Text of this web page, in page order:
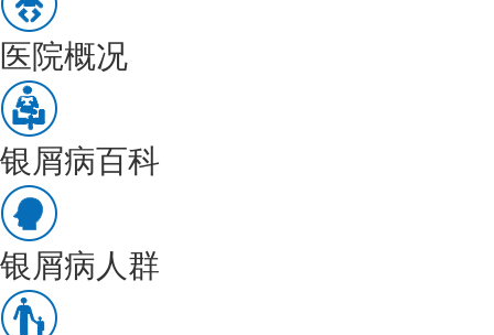
医院概况
银屑病百科
银屑病人群